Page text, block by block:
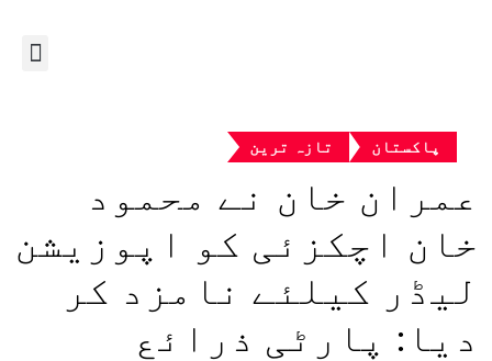
پاکستان تازہ ترین
عمران خان نے محمود
خان اچکزئی کو اپوزیشن
لیڈر کیلئے نامزد کر
دیا: پارٹی ذرائع